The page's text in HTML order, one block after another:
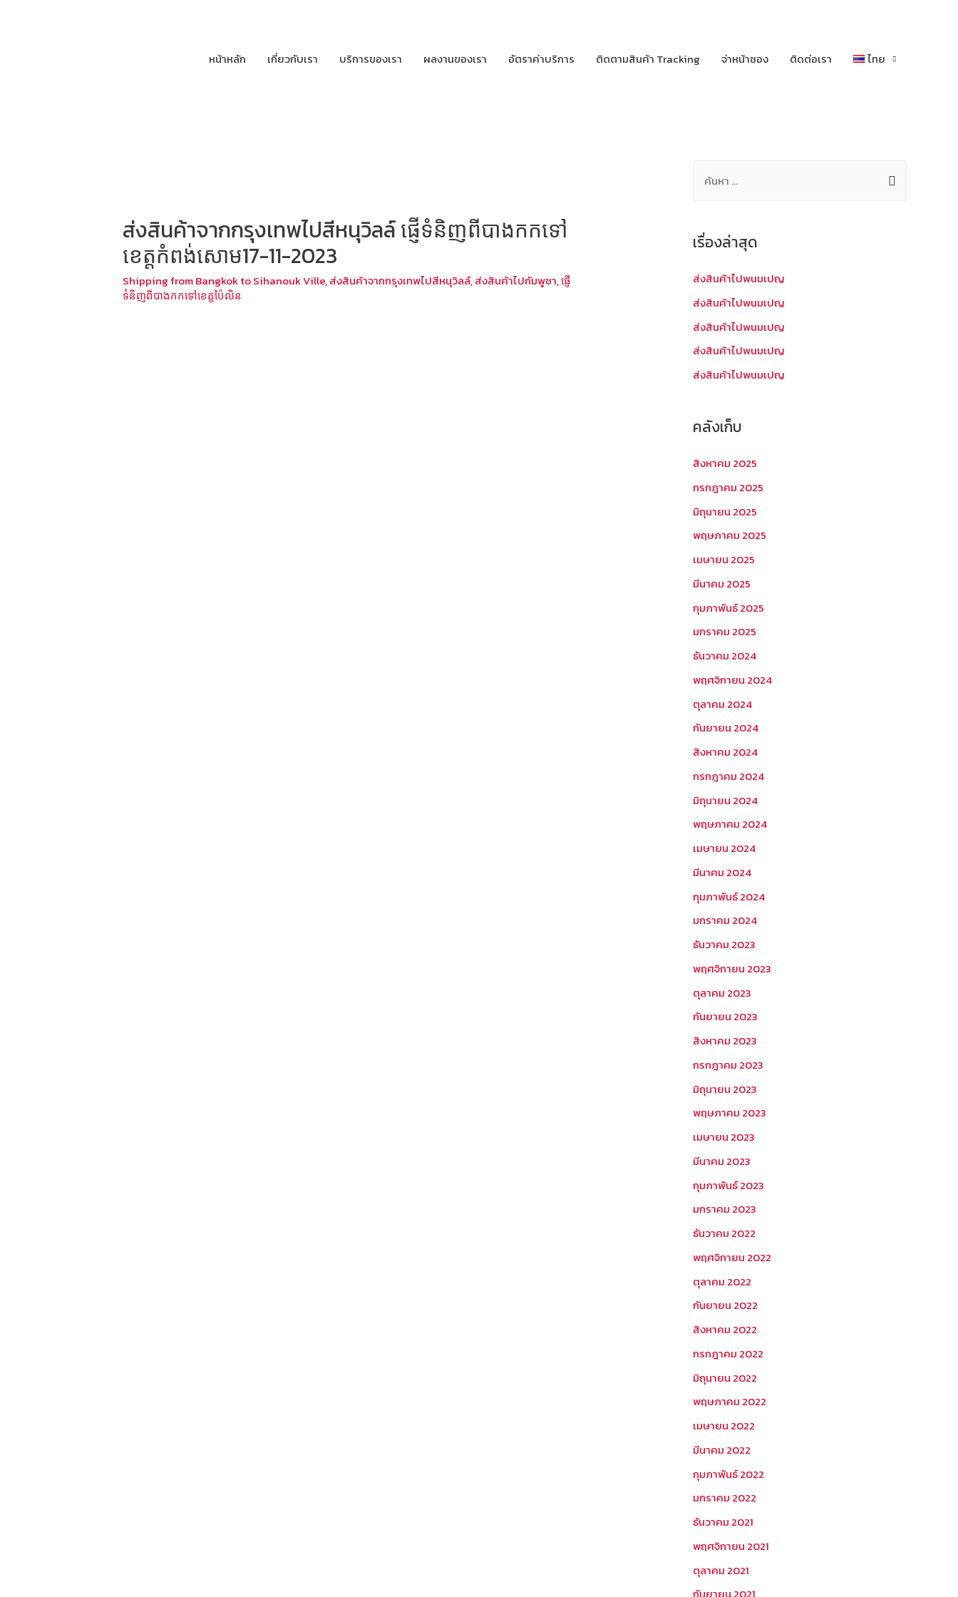
หน้าหลัก เกี่ยวกับเรา บริการของเรา ผลงานของเรา อัตราค่าบริการ ติดตามสินค้า Tracking จ่าหน้าซอง ติดต่อเรา ไทย
ส่งสินค้าจากกรุงเทพไปสีหนุวิลล์ ផ្ញើទំនិញពីបាងកកទៅ
ខេត្តកំពង់សោម17-11-2023
Shipping from Bangkok to Sihanouk Ville,ส่งสินค้าจากกรุงเทพไปสีหนุวิลล์,ส่งสินค้าไปกัมพูชา,ផ្ញើ
ទំនិញពីបាងកកទៅខេត្តប៉ៃលិន
ห
รั
บ
เรื่องล่าสุด
ส่งสินค้าไปพนมเปญ
ส่งสินค้าไปพนมเปญ
ส่งสินค้าไปพนมเปญ
ส่งสินค้าไปพนมเปญ
ส่งสินค้าไปพนมเปญ
คลังเก็บ
สิงหาคม 2025
กรกฎาคม 2025
มิถุนายน 2025
พฤษภาคม 2025
เมษายน 2025
มีนาคม 2025
กุมภาพันธ์ 2025
มกราคม 2025
ธันวาคม 2024
พฤศจิกายน 2024
ตุลาคม 2024
กันยายน 2024
สิงหาคม 2024
กรกฎาคม 2024
มิถุนายน 2024
พฤษภาคม 2024
เมษายน 2024
มีนาคม 2024
กุมภาพันธ์ 2024
มกราคม 2024
ธันวาคม 2023
พฤศจิกายน 2023
ตุลาคม 2023
กันยายน 2023
สิงหาคม 2023
กรกฎาคม 2023
มิถุนายน 2023
พฤษภาคม 2023
เมษายน 2023
มีนาคม 2023
กุมภาพันธ์ 2023
มกราคม 2023
ธันวาคม 2022
พฤศจิกายน 2022
ตุลาคม 2022
กันยายน 2022
สิงหาคม 2022
กรกฎาคม 2022
มิถุนายน 2022
พฤษภาคม 2022
เมษายน 2022
มีนาคม 2022
กุมภาพันธ์ 2022
มกราคม 2022
ธันวาคม 2021
พฤศจิกายน 2021
ตุลาคม 2021